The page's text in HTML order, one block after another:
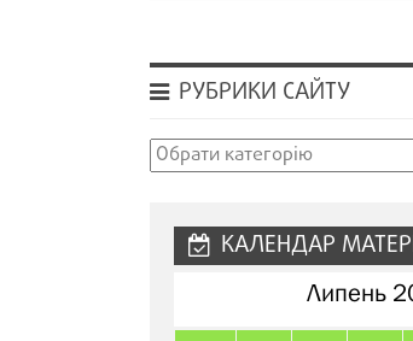
РУБРИКИ САЙТУ
Рубрики
КАЛЕНДАР
Липень